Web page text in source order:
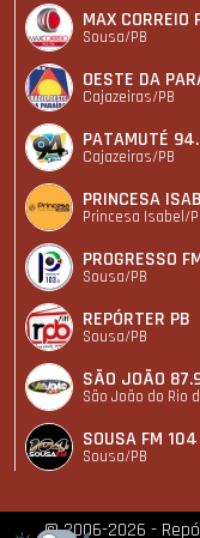
MAX CORREIO
Sousa/PB
OESTE DA
Cajazeiras/PB
PATAMUTÉ
Cajazeiras/PB
PRINCESA
Princesa Isabel/
PROGRESSO
Sousa/PB
REPÓRTER PB
Sousa/PB
SÃO JOÃO
São João do Rio
SOUSA FM 104
Sousa/PB
© 2006-2026 -